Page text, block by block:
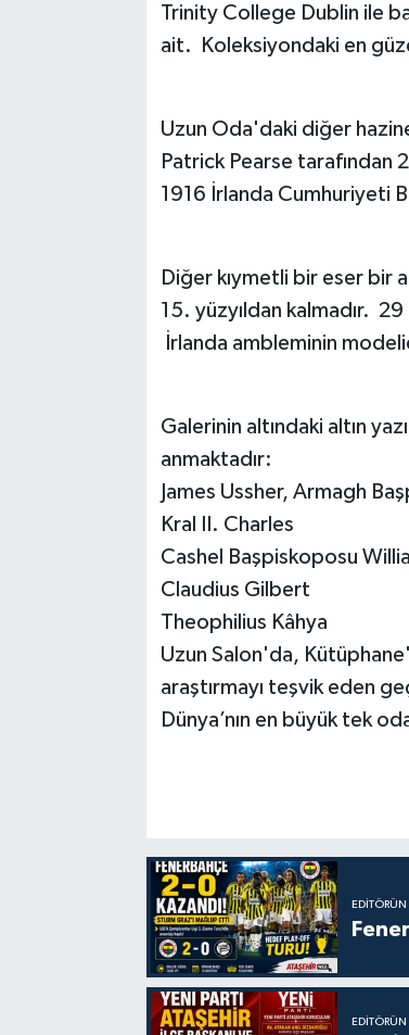
Trinity College Dublin ile
ait. Koleksiyondaki en
Uzun Oda'daki diğer
Patrick Pearse tarafından
1916 İrlanda Cumhuriyeti
Diğer kıymetli bir eser bir
15. yüzyıldan kalmadır.
İrlanda ambleminin
Galerinin altındaki altın
anmaktadır:
James Ussher, Armagh
Kral II. Charles
Cashel Başpiskoposu
Claudius Gilbert
Theophilius Kâhya
Uzun Salon'da,
araştırmayı teşvik eden
Dünya’nın en büyük tek
EDITÖRÜN
EDITÖRÜN